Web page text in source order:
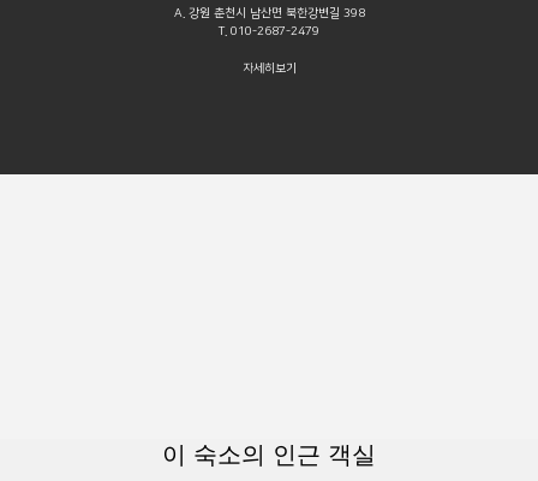
A. 강원 춘천시 남산면 북한강변길 398
T. 010-2687-2479
자세히보기
이 숙소의 인근 객실